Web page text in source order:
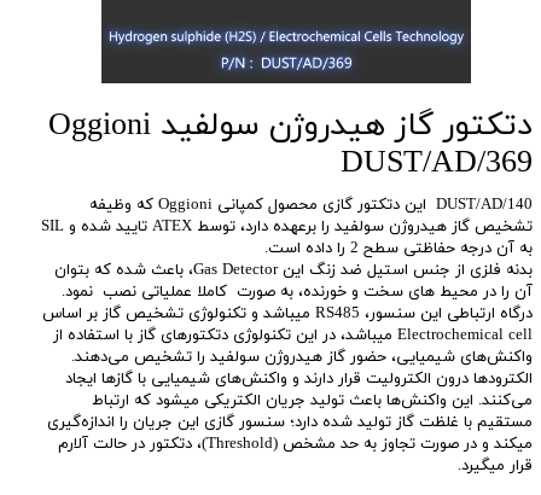
دتکتور گاز هیدروژن سولفید Oggioni
DUST/AD/369
DUST/AD/140 این دتکتور گازی محصول کمپانی Oggioni که وظیفه
تشخیص گاز هیدروژن سولفید را برعهده دارد، توسط ATEX تایید شده و SIL
به آن درجه حفاظتی سطح 2 را داده است.
بدنه فلزی از جنس استیل ضد زنگ این Gas Detector، باعث شده که بتوان
آن را در محیط های سخت و خورنده، به صورت کاملا عملیاتی نصب نمود.
درگاه ارتباطی این سنسور، RS485 میباشد و تکنولوژی تشخیص گاز بر اساس
Electrochemical cell میباشد، در این تکنولوژی دتکتورهای گاز با استفاده از
واکنش‌های شیمیایی، حضور گاز هیدروژن سولفید را تشخیص می‌دهند.
الکترودها درون الکترولیت قرار دارند و واکنش‌های شیمیایی با گازها ایجاد
می‌کنند. این واکنش‌ها باعث تولید جریان الکتریکی میشود که ارتباط
مستقیم با غلظت گاز تولید شده دارد؛ سنسور گازی این جریان را اندازه‌گیری
میکند و در صورت تجاوز به حد مشخص (Threshold)، دتکتور در حالت آلارم
قرار میگیرد.